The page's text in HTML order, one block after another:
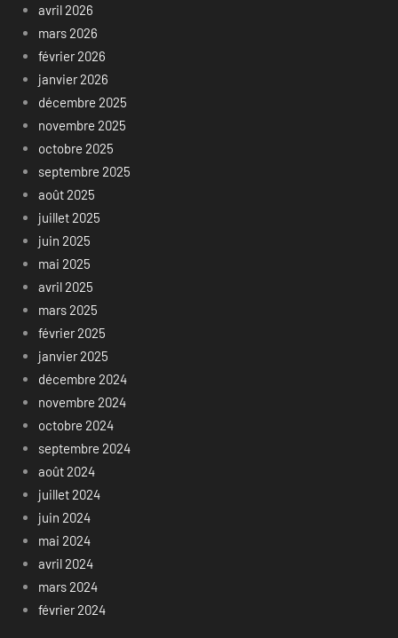
avril 2026
mars 2026
février 2026
janvier 2026
décembre 2025
novembre 2025
octobre 2025
septembre 2025
août 2025
juillet 2025
juin 2025
mai 2025
avril 2025
mars 2025
février 2025
janvier 2025
décembre 2024
novembre 2024
octobre 2024
septembre 2024
août 2024
juillet 2024
juin 2024
mai 2024
avril 2024
mars 2024
février 2024